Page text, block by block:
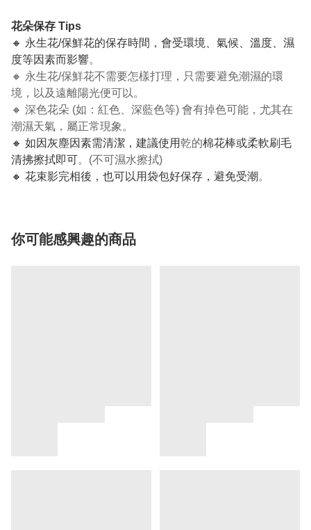
花朵保存 Tips
🔸 永生花/保鮮花的保存時間，會受環境、氣候、溫度、濕
度等因素而影響。
🔸 永生花/保鮮花不需要怎樣打理，只需要避免潮濕的環
境，以及遠離陽光便可以。
🔸 深色花朵 (如：紅色、深藍色等) 會有掉色可能，尤其在
潮濕天氣，屬正常現象。
🔸 如因灰塵因素需清潔，建議使用乾的棉花棒或柔軟刷毛
清拂擦拭即可。(不可濕水擦拭)
🔸 花束影完相後，也可以用袋包好保存，避免受潮 。
你可能感興趣的商品